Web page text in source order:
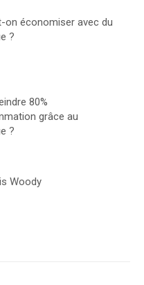
on économiser avec du
?
80%
grâce au
?
Woody